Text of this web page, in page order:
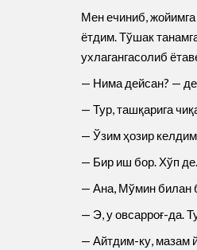
Мен ечиниб,
ётдим. Тўшак
ухлагангасолиб
— Нима дейсан? —
— Тур, ташқарига
— Ўзим ҳозир
— Бир иш бор. Хўп де.
— Ана, Мўмин билан
— Э, у овсарроғ-да.
— Айтдим-ку, мазам